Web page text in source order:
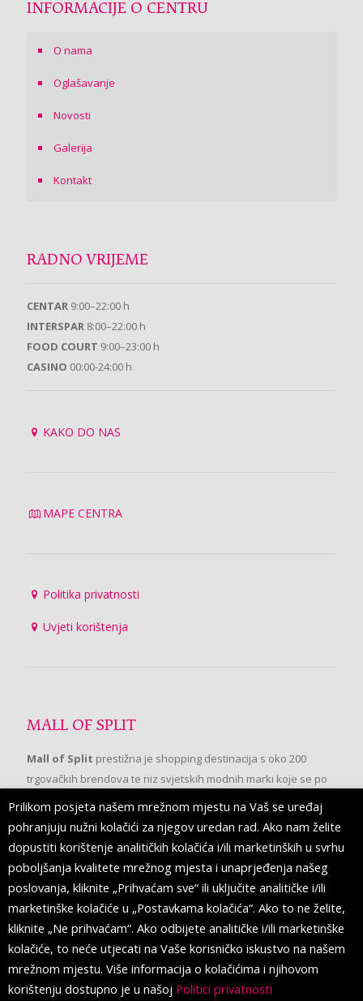
INFORMACIJE O CENTRU
O nama
Oglašavanje
Novosti
Galerija
Kontakt
RADNO VRIJEME
CENTAR 9:00–22:00 h
INTERSPAR 8:00–22:00 h
FOOD COURT 9:00–23:00 h
CASINO 00:00-24:00 h
KAKO DO NAS
MAPE CENTRA
Politika privatnosti
Uvjeti korištenja
MALL OF SPLIT
Mall of Split prestižna je shopping destinacija s oko 200
trgovačkih brendova te niz svjetskih modnih marki koje se po
prvi put pojavljuju u Splitu.
PRATITE NAS
Prilikom posjeta našem mrežnom mjestu na Vaš se uređaj
pohranjuju nužni kolačići za njegov uredan rad. Ako nam želite
dopustiti korištenje analitičkih kolačića i/ili marketinških u svrhu
poboljšanja kvalitete mrežnog mjesta i unaprjeđenja našeg
poslovanja, kliknite „Prihvaćam sve“ ili uključite analitičke i/ili
marketinške kolačiće u „Postavkama kolačića“. Ako to ne želite,
kliknite „Ne prihvaćam“. Ako odbijete analitičke i/ili marketinške
kolačiće, to neće utjecati na Vaše korisničko iskustvo na našem
mrežnom mjestu. Više informacija o kolačićima i njihovom
korištenju dostupno je u našoj Politici privatnosti